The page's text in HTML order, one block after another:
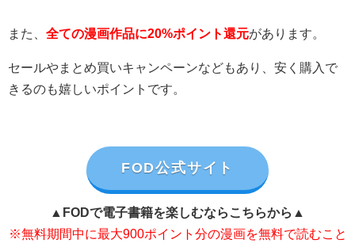
また、 全ての漫画作品に20%ポイント還元があります。
セールやまとめ買いキャンペーンなどもあり、安く購入で
きるのも嬉しいポイントです。
FOD公式サイト
▲FODで電子書籍を楽しむならこちらから▲
※無料期間中に最大900ポイント分の漫画を無料で読むこと